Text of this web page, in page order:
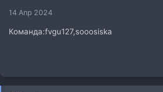
14 Апр 2024
Команда:fvgu127,sooosiska